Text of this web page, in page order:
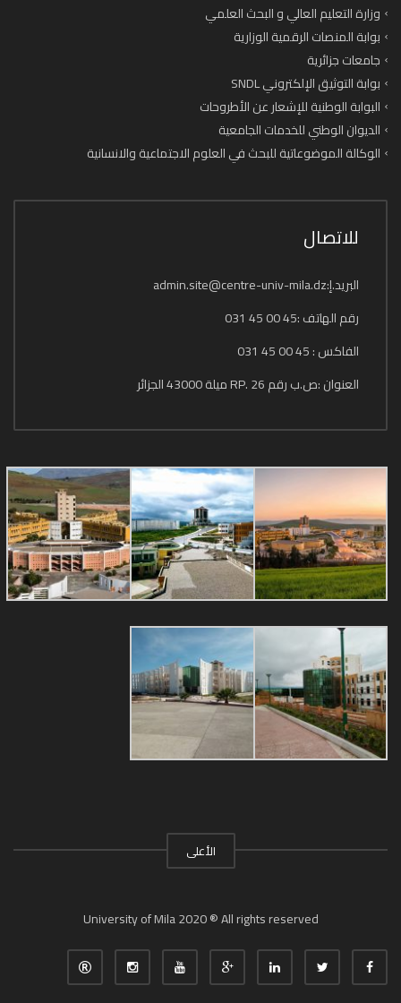
وزارة التعليم العالي و البحث العلمي
بوابة المنصات الرقمية الوزارية
جامعات جزائرية
بوابة التوثيق الإلكتروني SNDL
البوابة الوطنية للإشعار عن الأطروحات
الديوان الوطني للخدمات الجامعية
الوكالة الموضوعاتية للبحث في العلوم الاجتماعية والانسانية
للاتصال
البريد.إ:admin.site@centre-univ-mila.dz
رقم الهاتف :45 00 45 031
الفاكس : 45 00 45 031
العنوان :ص.ب رقم 26 .RP ميلة 43000 الجزائر
الأعلى
University of Mila 2020 ® All rights reserved